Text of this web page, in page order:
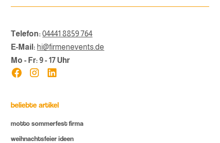
Telefon: 04441 8859 764
E-Mail: hi@firmenevents.de
Mo - Fr: 9 - 17 Uhr
beliebte artikel
motto sommerfest firma
weihnachtsfeier ideen